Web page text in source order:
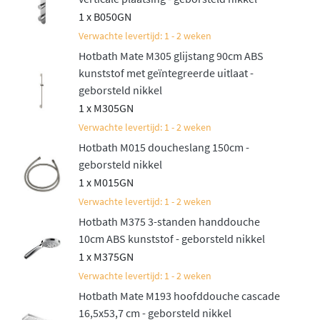
stijlvolle wandarm en geeft uw badkamer meteen een
luxe uitstraling. Dankzij het Hotbath Shower Power
System profiteert u van een krachtige, gelijkmatige
waterstraal, ook bij lagere waterdruk.
Flexibele handdouche opties
Deze doucheset is leverbaar met twee verschillende
handdouches: eenstaafmodel met één straalsoort
een
ronde handdouche met drie straalsoorten
(normaal, Airy en Massage). De ronde handdouche heeft
een diameter van 10 cm en biedt u de mogelijkheid om
de straalsoort te wisselen door de straalplaat te draaien.
Afhankelijk van uw keuze wordt de handdouche
geleverd met een glijstang of een vaste wandsteun met
uitlaat, beide inclusief een 150 cm lange doucheslang.
1 x B050GN
Verwachte levertijd: 1 - 2 weken
Hotbath Mate M305 glijstang 90cm ABS
kunststof met geïntegreerde uitlaat -
geborsteld nikkel
1 x M305GN
Verwachte levertijd: 1 - 2 weken
Hotbath M015 doucheslang 150cm -
geborsteld nikkel
1 x M015GN
Verwachte levertijd: 1 - 2 weken
Hotbath M375 3-standen handdouche
10cm ABS kunststof - geborsteld nikkel
1 x M375GN
Verwachte levertijd: 1 - 2 weken
Hotbath Mate M193 hoofddouche cascade
16,5x53,7 cm - geborsteld nikkel